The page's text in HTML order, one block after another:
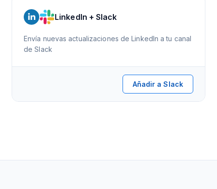
LinkedIn + Slack
Envía nuevas actualizaciones de LinkedIn a tu canal
de Slack
Añadir a Slack